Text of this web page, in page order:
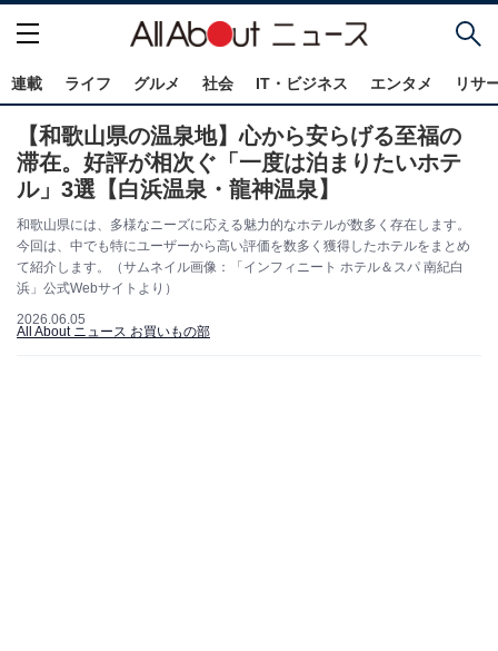
連載 ライフ グルメ 社会 IT・ビジネス エンタメ リサ
【和歌山県の温泉地】心から安らげる至福の
滞在。好評が相次ぐ「一度は泊まりたいホテ
ル」3選【白浜温泉・龍神温泉】
和歌山県には、多様なニーズに応える魅力的なホテルが数多く存在します。
今回は、中でも特にユーザーから高い評価を数多く獲得したホテルをまとめ
て紹介します。（サムネイル画像：「インフィニート ホテル＆スパ 南紀白
浜」公式Webサイトより）
2026.06.05
All About ニュース お買いもの部